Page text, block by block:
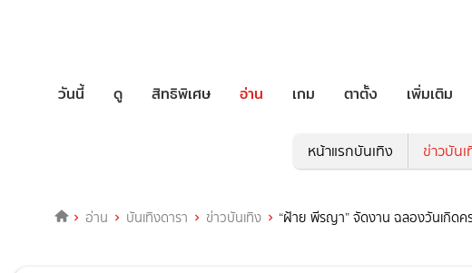
วันนี้ ดู สิทธิพิเศษ อ่าน เกม ตาตั้ง เพิ่มเติม
หน้าแรกบันเทิง ข่าวบันเ
อ่าน บันเทิงดารา ข่าวบันเทิง “ฝ้าย พีรญา” จัดงาน ฉลองวันเกิด